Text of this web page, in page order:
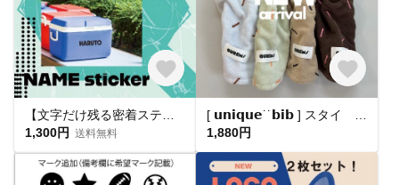
1,300円 送料無料
1,880円